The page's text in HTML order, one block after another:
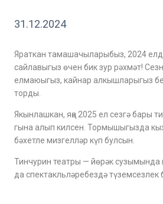
31.12.2024
Яраткан тамашачыларыбыз, 2024
сайлавыгыз өчен бик зур рәхмәт!
елмаюыгыз, кайнар алкышларыгыз
торды.
Якынлашкан, яңа 2025 ел сезгә бары
гына алып килсен. Тормышыгызда
бәхетле мизгелләр күп булсын.
Тинчурин театры — йөрәк сузымында
да спектакльләребездә түземсезлек